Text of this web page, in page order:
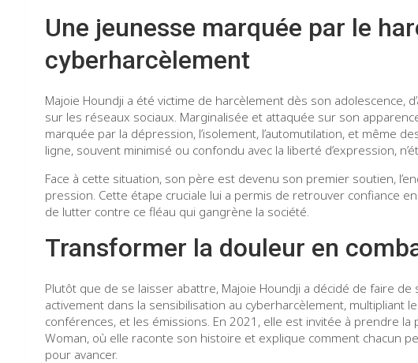
Une jeunesse marquée par le
cyberharcèlement
Majoie Houndji a été victime de harcèlement dès son adolescence,
sur les réseaux sociaux. Marginalisée et attaquée sur son
marquée par la dépression, l’isolement, l’automutilation, et même
ligne, souvent minimisé ou confondu avec la liberté d’expression,
Face à cette situation, son père est devenu son premier soutien,
pression. Cette étape cruciale lui a permis de retrouver confiance
de lutter contre ce fléau qui gangrène la société.
Transformer la douleur en
Plutôt que de se laisser abattre, Majoie Houndji a décidé de faire de
activement dans la sensibilisation au cyberharcèlement, multipliant
conférences, et les émissions. En 2021, elle est invitée à prendre la
Woman, où elle raconte son histoire et explique comment chacun
pour avancer.